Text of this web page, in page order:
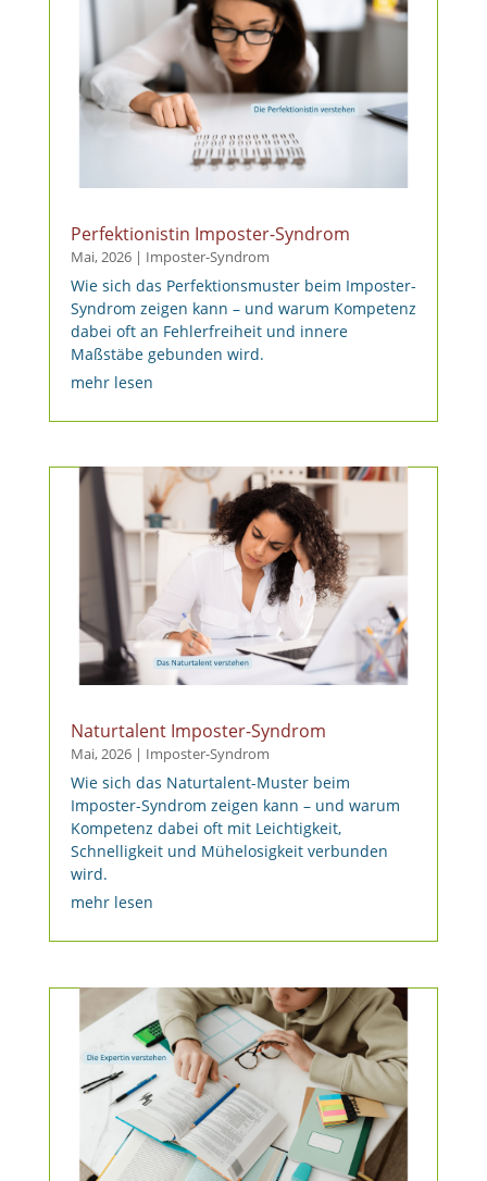
Perfektionistin Imposter-Syndrom
Mai, 2026| Imposter-Syndrom
Wie sich das Perfektionsmuster beim Imposter-
Syndrom zeigen kann – und warum Kompetenz
dabei oft an Fehlerfreiheit und innere
Maßstäbe gebunden wird.
mehr lesen
Naturtalent Imposter-Syndrom
Mai, 2026| Imposter-Syndrom
Wie sich das Naturtalent-Muster beim
Imposter-Syndrom zeigen kann – und warum
Kompetenz dabei oft mit Leichtigkeit,
Schnelligkeit und Mühelosigkeit verbunden
wird.
mehr lesen